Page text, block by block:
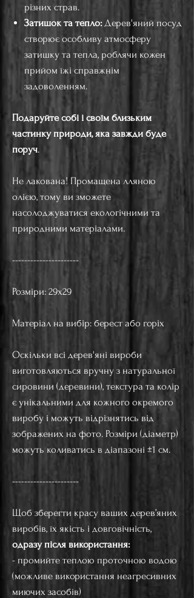
різних страв.
Затишок та тепло: Дерев'яний посуд
створює особливу атмосферу
затишку та тепла, роблячи кожен
прийом їжі справжнім
задоволенням.
Подаруйте собі і своїм близьким
частинку природи, яка завжди буде
поруч.
Не лакована! Промащена лляною
олією, тому ви зможете
насолоджуватися екологічними та
природними матеріалами.
----------------------
Розміри: 29х29
Матеріал на вибір: берест або горіх
Оскільки всі дерев'яні вироби
виготовляються вручну з натуральної
сировини (деревини), текстура та колір
є унікальними для кожного окремого
виробу і можуть відрізнятись від
зображених на фото. Розміри (діаметр)
можуть коливатись в діапазоні ±1 см.
----------------------
Щоб зберегти красу ваших дерев’яних
виробів, їх якість і довговічність,
одразу після використання:
- промийте теплою проточною водою
(можливе використання неагресивних
миючих засобів)